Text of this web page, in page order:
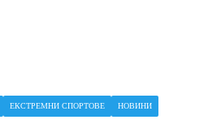
ЕКСТРЕМНИ СПОРТОВЕ НОВИНИ